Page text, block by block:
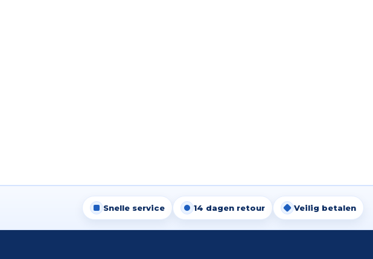
Snelle service 14 dagen retour Veilig betalen